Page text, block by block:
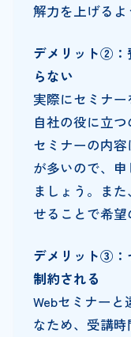
解力を上げるよ
デメリット②：
らない
実際にセミナ
自社の役に立つ
セミナーの内
が多いので、
ましょう。ま
せることで希望
デメリット③：
制約される
Webセミナー
なため、受講